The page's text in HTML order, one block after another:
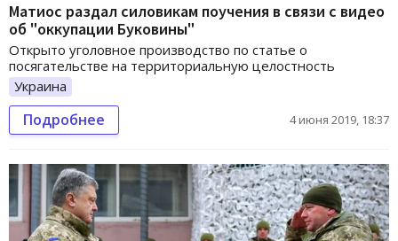
Матиос раздал силовикам поучения в связи с видео
об "оккупации Буковины"
Открыто уголовное производство по статье о
посягательстве на территориальную целостность
Украина
Подробнее 4 июня 2019, 18:37